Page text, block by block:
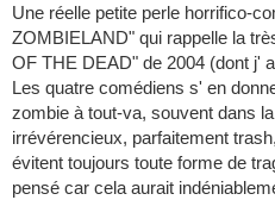
Une réelle petite perle horrifico-
ZOMBIELAND" qui rappelle la
OF THE DEAD" de 2004 (dont j'
Les quatre comédiens s' en
zombie à tout-va, souvent dans
irrévérencieux, parfaitement
évitent toujours toute forme de
pensé car cela aurait